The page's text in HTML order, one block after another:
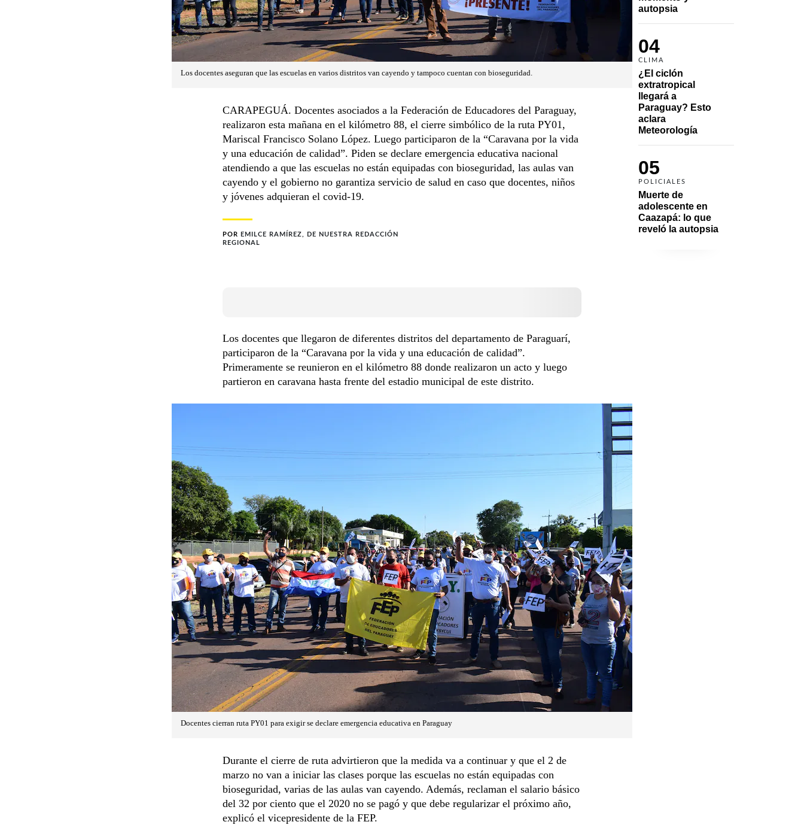
autopsia
04
CLIMA
¿El ciclón
extratropical
llegará a
Paraguay? Esto
aclara
Meteorología
05
POLICIALES
Muerte de
adolescente en
Caazapá: lo que
reveló la autopsia
Los docentes aseguran que las escuelas en varios distritos van cayendo y tampoco cuentan con bioseguridad.
CARAPEGUÁ. Docentes asociados a la Federación de Educadores del Paraguay,
realizaron esta mañana en el kilómetro 88, el cierre simbólico de la ruta PY01,
Mariscal Francisco Solano López. Luego participaron de la “Caravana por la vida
y una educación de calidad”. Piden se declare emergencia educativa nacional
atendiendo a que las escuelas no están equipadas con bioseguridad, las aulas van
cayendo y el gobierno no garantiza servicio de salud en caso que docentes, niños
y jóvenes adquieran el covid-19.
POR
EMILCE RAMÍREZ, DE NUESTRA REDACCIÓN
REGIONAL
Los docentes que llegaron de diferentes distritos del departamento de Paraguarí,
participaron de la “Caravana por la vida y una educación de calidad”.
Primeramente se reunieron en el kilómetro 88 donde realizaron un acto y luego
partieron en caravana hasta frente del estadio municipal de este distrito.
Docentes cierran ruta PY01 para exigir se declare emergencia educativa en Paraguay
Durante el cierre de ruta advirtieron que la medida va a continuar y que el 2 de
marzo no van a iniciar las clases porque las escuelas no están equipadas con
bioseguridad, varias de las aulas van cayendo. Además, reclaman el salario básico
del 32 por ciento que el 2020 no se pagó y que debe regularizar el próximo año,
explicó el vicepresidente de la FEP.